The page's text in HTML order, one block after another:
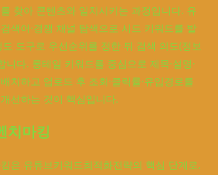
찾아 콘텐츠와 일치시키는 과정입니다. 유
색어·경쟁 채널 탐색으로 시드 키워드를 발
도 도구로 우선순위를 정한 뒤 검색 의도(정보
니다. 롱테일 키워드를 중심으로 제목·설명·
치하고 업로드 후 조회·클릭률·유입경로를
선하는 것이 핵심입니다.
치마킹
은 유튜브키워드최적화전략의 핵심 단계로,